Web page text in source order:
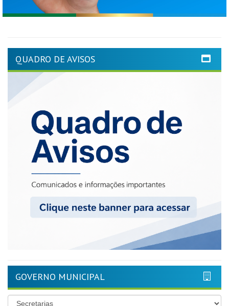
QUADRO DE AVISOS
GOVERNO MUNICIPAL